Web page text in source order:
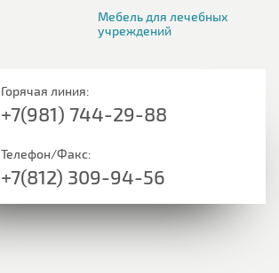
Мебель для лечебных
учреждений
Горячая линия:
+7(981) 744-29-88
Телефон/Факс:
+7(812) 309-94-56